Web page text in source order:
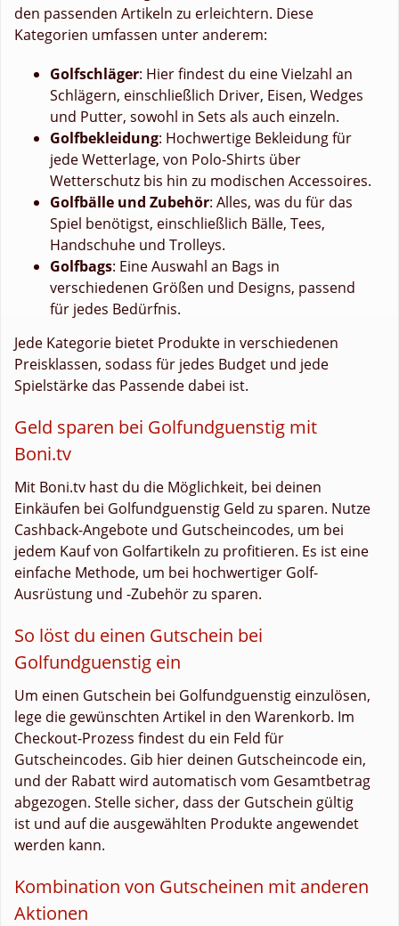
den passenden Artikeln zu erleichtern. Diese
Kategorien umfassen unter anderem:
Golfschläger: Hier findest du eine Vielzahl an
Schlägern, einschließlich Driver, Eisen, Wedges
und Putter, sowohl in Sets als auch einzeln.
Golfbekleidung: Hochwertige Bekleidung für
jede Wetterlage, von Polo-Shirts über
Wetterschutz bis hin zu modischen Accessoires.
Golfbälle und Zubehör: Alles, was du für das
Spiel benötigst, einschließlich Bälle, Tees,
Handschuhe und Trolleys.
Golfbags: Eine Auswahl an Bags in
verschiedenen Größen und Designs, passend
für jedes Bedürfnis.
Jede Kategorie bietet Produkte in verschiedenen
Preisklassen, sodass für jedes Budget und jede
Spielstärke das Passende dabei ist.
Geld sparen bei Golfundguenstig mit
Boni.tv
Mit Boni.tv hast du die Möglichkeit, bei deinen
Einkäufen bei Golfundguenstig Geld zu sparen. Nutze
Cashback-Angebote und Gutscheincodes, um bei
jedem Kauf von Golfartikeln zu profitieren. Es ist eine
einfache Methode, um bei hochwertiger Golf-
Ausrüstung und -Zubehör zu sparen.
So löst du einen Gutschein bei
Golfundguenstig ein
Um einen Gutschein bei Golfundguenstig einzulösen,
lege die gewünschten Artikel in den Warenkorb. Im
Checkout-Prozess findest du ein Feld für
Gutscheincodes. Gib hier deinen Gutscheincode ein,
und der Rabatt wird automatisch vom Gesamtbetrag
abgezogen. Stelle sicher, dass der Gutschein gültig
ist und auf die ausgewählten Produkte angewendet
werden kann.
Kombination von Gutscheinen mit anderen
Aktionen